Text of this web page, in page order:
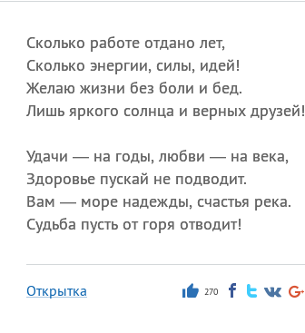
Сколько работе отдано лет,
Сколько энергии, силы, идей!
Желаю жизни без боли и бед.
Лишь яркого солнца и верных друзей!
Удачи — на годы, любви — на века,
Здоровье пускай не подводит.
Вам — море надежды, счастья река.
Судьба пусть от горя отводит!
Открытка 270